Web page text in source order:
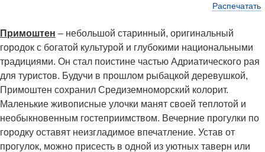
Распечатать
Примоштен – небольшой старинный, оригинальный
городок с богатой культурой и глубокими национальными
традициями. Он стал поистине частью Адриатического рая
для туристов. Будучи в прошлом рыбацкой деревушкой,
Примоштен сохранил Средиземноморский колорит.
Маленькие живописные улочки манят своей теплотой и
необыкновенным гостеприимством. Вечерние прогулки по
городку оставят неизгладимое впечатление. Устав от
прогулок, можно присесть в одной из уютных таверн или